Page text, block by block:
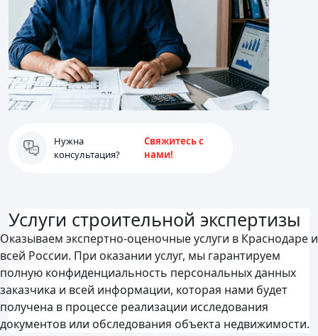
Нужна
консультация?
Свяжитесь с
нами!
Услуги строительной экспертизы
Оказываем экспертно-оценочные услуги в Краснодаре и
всей России. При оказании услуг, мы гарантируем
полную конфиденциальность персональных данных
заказчика и всей информации, которая нами будет
получена в процессе реализации исследования
документов или обследования объекта недвижимости.